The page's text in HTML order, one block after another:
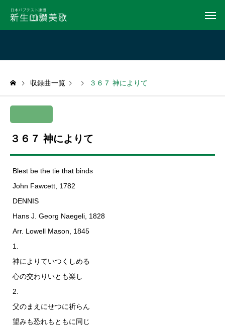
収録曲一覧 ３６７ 神によりて
３６７ 神によりて
Blest be the tie that binds
John Fawcett, 1782
DENNIS
Hans J. Georg Naegeli, 1828
Arr. Lowell Mason, 1845
1.
神によりていつくしめる
心の交わりいとも楽し
2.
父のまえにせつに祈らん
望みも恐れもともに同じ